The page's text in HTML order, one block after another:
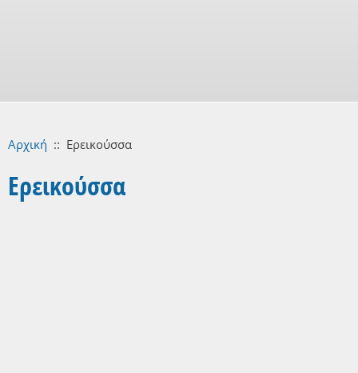
Αρχική :: Ερεικούσσα
Ερεικούσσα